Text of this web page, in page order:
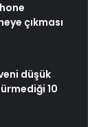
çıkması
düşük
10